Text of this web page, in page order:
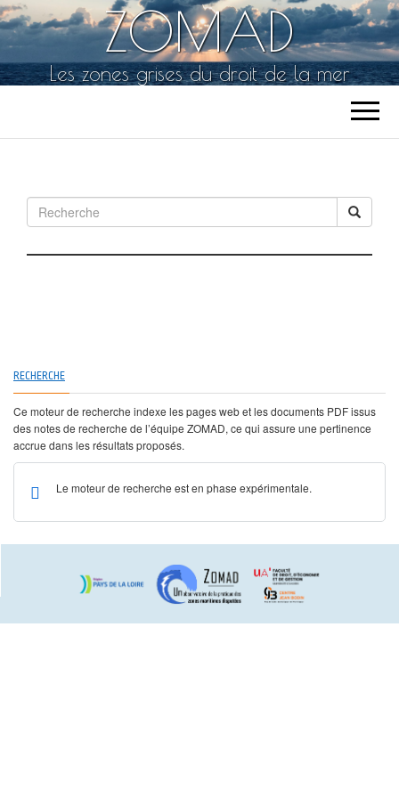
ZOMAD
Les zones grises du droit de la mer
RECHERCHE
Ce moteur de recherche indexe les pages web et les documents PDF issus
des notes de recherche de l’équipe ZOMAD, ce qui assure une pertinence
accrue dans les résultats proposés.
Le moteur de recherche est en phase expérimentale.